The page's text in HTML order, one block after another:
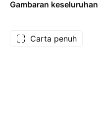
Gambaran keseluruhan
Carta penuh